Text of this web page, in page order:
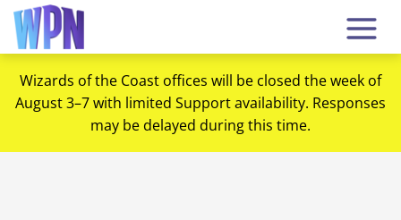
Wizards of the Coast offices will be closed the week of
August 3–7 with limited Support availability. Responses
may be delayed during this time.